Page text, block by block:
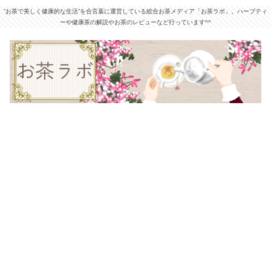
”お茶で美しく健康的な生活”を合言葉に運営している総合お茶メディア「お茶ラボ」。ハーブティ
ーや健康茶の解説やお茶のレビューなど行っています^^